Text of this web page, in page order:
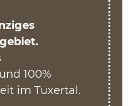
und 100%
im Tuxertal.